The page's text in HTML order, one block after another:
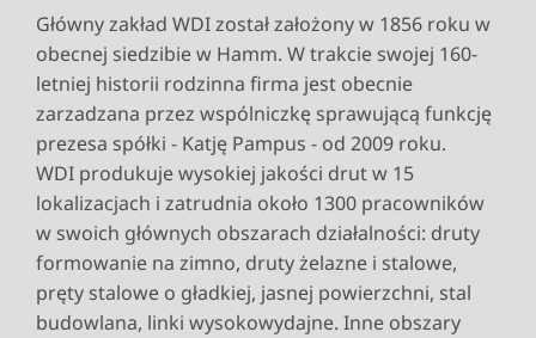
Główny zakład WDI został założony w 1856 roku w
obecnej siedzibie w Hamm. W trakcie swojej 160-
letniej historii rodzinna firma jest obecnie
zarzadzana przez wspólniczkę sprawującą funkcję
prezesa spółki - Katję Pampus - od 2009 roku.
WDI produkuje wysokiej jakości drut w 15
lokalizacjach i zatrudnia około 1300 pracowników
w swoich głównych obszarach działalności: druty
formowanie na zimno, druty żelazne i stalowe,
pręty stalowe o gładkiej, jasnej powierzchni, stal
budowlana, linki wysokowydajne. Inne obszary